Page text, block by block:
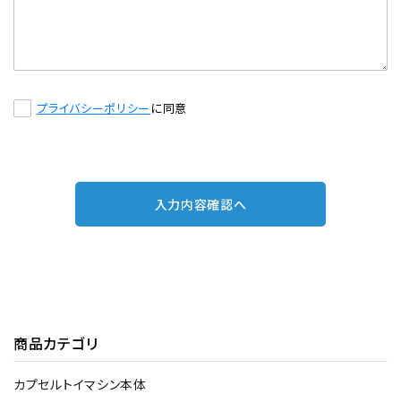
プライバシーポリシー に同意
入力内容確認へ
商品カテゴリ
カプセルトイマシン本体